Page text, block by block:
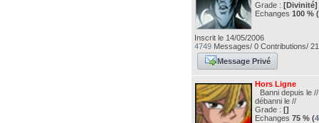
Grade :[Divinité]
Echanges100 % (
Inscrit le 14/05/2006
4749 Messages/ 0 Contributions/
Message Privé
Hors Ligne
Banni depuis le
débanni le //
Grade :[]
Echanges75 % (4